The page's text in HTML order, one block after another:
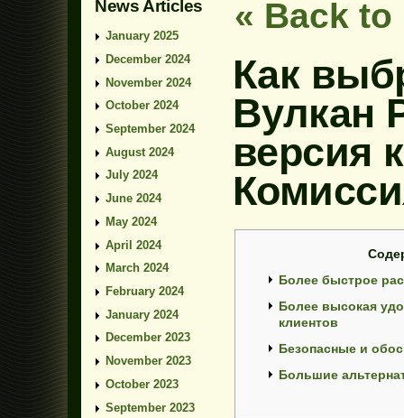
« Back to
Как
Вулкан
версия
Более быстрое
Более высокая
клиентов
Безопасные и
Большие
News Articles
January 2025
December 2024
November 2024
October 2024
September 2024
August 2024
July 2024
June 2024
May 2024
April 2024
March 2024
February 2024
January 2024
December 2023
November 2023
October 2023
September 2023